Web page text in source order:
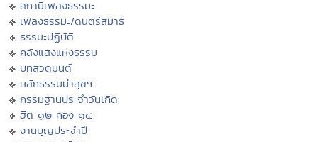
สถานีเพลงธรรมะ
เพลงธรรมะ/ดนตรีสมาธิ
ธรรมะปฏิบัติ
คลังแสงแห่งธรรม
บทสวดมนต์
หลักธรรมนำสุขฯ
กรรมฐานประจำวันเกิด
ฮีต ๑๒ คอง ๑๔
งานบุญประจำปี